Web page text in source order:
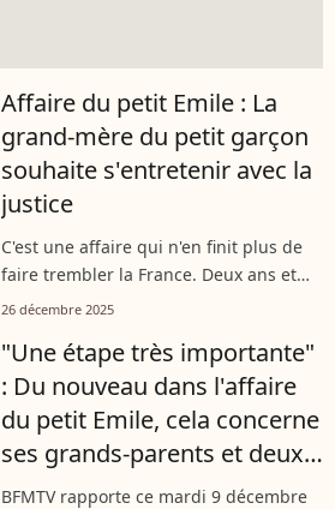
Affaire du petit Emile : La
grand-mère du petit garçon
souhaite s'entretenir avec la
justice
C'est une affaire qui n'en finit plus de
faire trembler la France. Deux ans et
demi après le début de l'enquête, un
pourrait faire éclater la vérité...
26 décembre 2025
"Une étape très importante"
: Du nouveau dans l'affaire
du petit Emile, cela concerne
ses grands-parents et deux
de leurs enfants
BFMTV rapporte ce mardi 9 décembre